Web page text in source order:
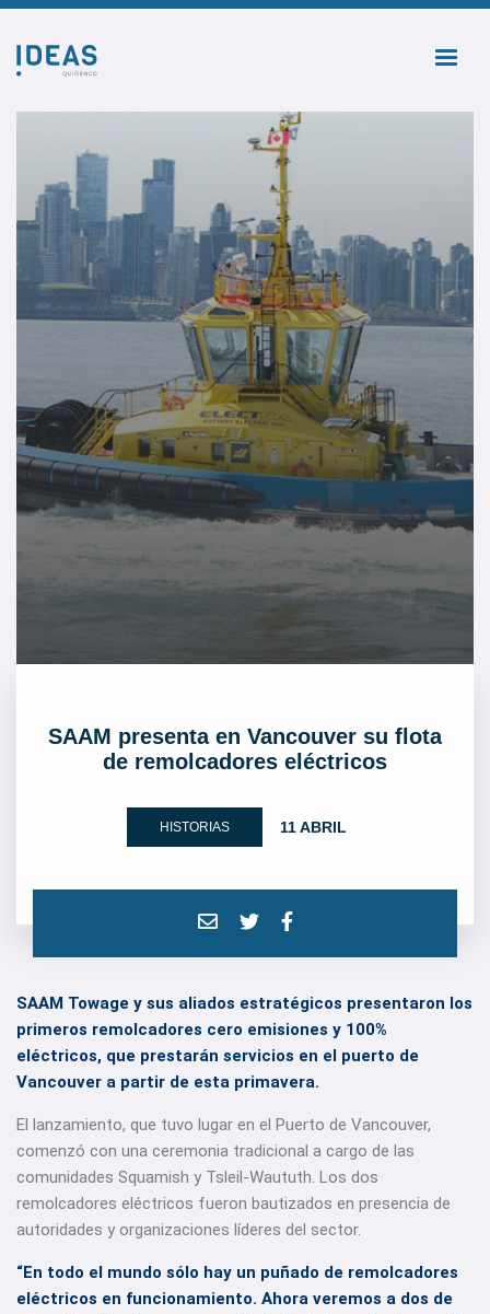
SAAM presenta en Vancouver su flota
de remolcadores eléctricos
HISTORIAS 11 ABRIL
SAAM Towage y sus aliados estratégicos presentaron los
primeros remolcadores cero emisiones y 100%
eléctricos, que prestarán servicios en el puerto de
Vancouver a partir de esta primavera.
El lanzamiento, que tuvo lugar en el Puerto de Vancouver,
comenzó con una ceremonia tradicional a cargo de las
comunidades Squamish y Tsleil-Waututh. Los dos
remolcadores eléctricos fueron bautizados en presencia de
autoridades y organizaciones líderes del sector.
“En todo el mundo sólo hay un puñado de remolcadores
eléctricos en funcionamiento. Ahora veremos a dos de